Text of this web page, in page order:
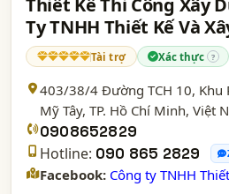
Thiết Kế Thi Công Xây
Ty TNHH Thiết Kế Và
Tài trợ Xác thực ?
403/38/4 Đường TCH 10, Khu
Mỹ Tây, TP. Hồ Chí Minh, Việt
0908652829
Hotline: 090 865 2829
Facebook: Công ty TNHH